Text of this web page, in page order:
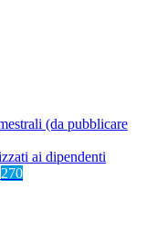
(da pubblicare
ai dipendenti
270